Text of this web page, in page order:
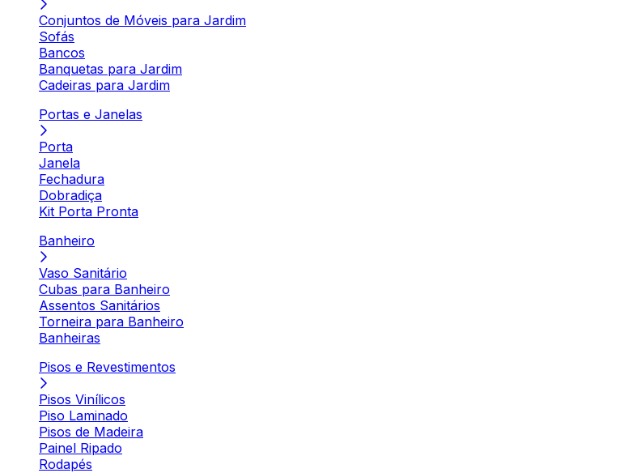
Conjuntos de Móveis para Jardim
Sofás
Bancos
Banquetas para Jardim
Cadeiras para Jardim
Portas e Janelas
Porta
Janela
Fechadura
Dobradiça
Kit Porta Pronta
Banheiro
Vaso Sanitário
Cubas para Banheiro
Assentos Sanitários
Torneira para Banheiro
Banheiras
Pisos e Revestimentos
Pisos Vinílicos
Piso Laminado
Pisos de Madeira
Painel Ripado
Rodapés